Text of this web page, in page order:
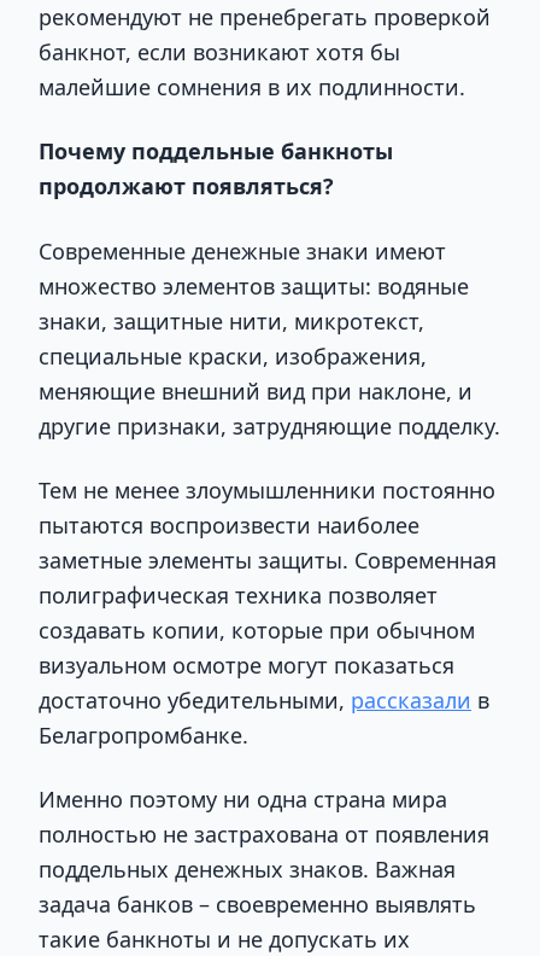
рекомендуют не пренебрегать проверкой
банкнот, если возникают хотя бы
малейшие сомнения в их подлинности.
Почему поддельные банкноты
продолжают появляться?
Современные денежные знаки имеют
множество элементов защиты: водяные
знаки, защитные нити, микротекст,
специальные краски, изображения,
меняющие внешний вид при наклоне, и
другие признаки, затрудняющие подделку.
Тем не менее злоумышленники постоянно
пытаются воспроизвести наиболее
заметные элементы защиты. Современная
полиграфическая техника позволяет
создавать копии, которые при обычном
визуальном осмотре могут показаться
достаточно убедительными, рассказали в
Белагропромбанке.
Именно поэтому ни одна страна мира
полностью не застрахована от появления
поддельных денежных знаков. Важная
задача банков – своевременно выявлять
такие банкноты и не допускать их